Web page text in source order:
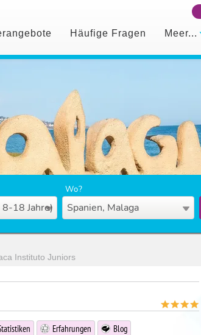
Häufige Fragen Meer...
18 Jahre)
Wo?
Spanien, Malaga
Instituto Juniors
Erfahrungen Blog